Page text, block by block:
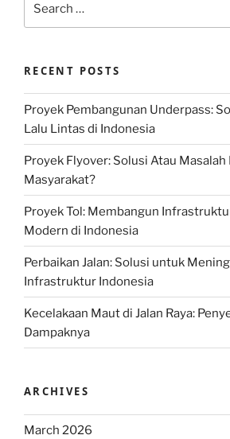
RECENT POSTS
Proyek Pembangunan Underpass:
Lalu Lintas di Indonesia
Proyek Flyover: Solusi Atau Masalah
Masyarakat?
Proyek Tol: Membangun
Modern di Indonesia
Perbaikan Jalan: Solusi untuk
Infrastruktur Indonesia
Kecelakaan Maut di Jalan Raya:
Dampaknya
ARCHIVES
March 2026